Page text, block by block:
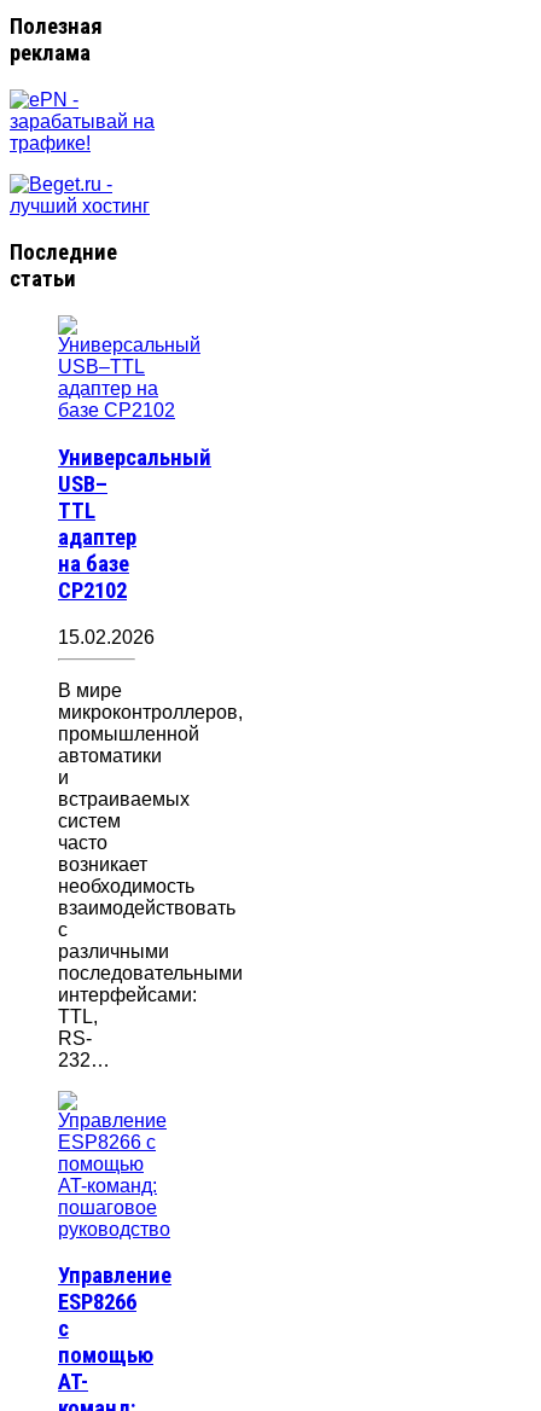
Полезная
реклама
Последние
статьи
Универсальный
USB–
TTL
адаптер
на базе
CP2102
15.02.2026
В мире
микроконтроллеров,
промышленной
автоматики
и
встраиваемых
систем
часто
возникает
необходимость
взаимодействовать
с
различными
последовательными
интерфейсами:
TTL,
RS-
232…
Управление
ESP8266
с
помощью
AT-